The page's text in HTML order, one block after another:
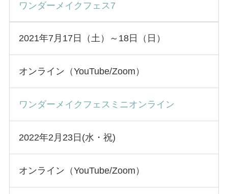
ワンダーメイクフェス7
2021年7月17日（土）～18日（日）
オンライン（YouTube/Zoom）
ワンダーメイクフェスミニオンライン
2022年2月23日(水・祝)
オンライン（YouTube/Zoom）